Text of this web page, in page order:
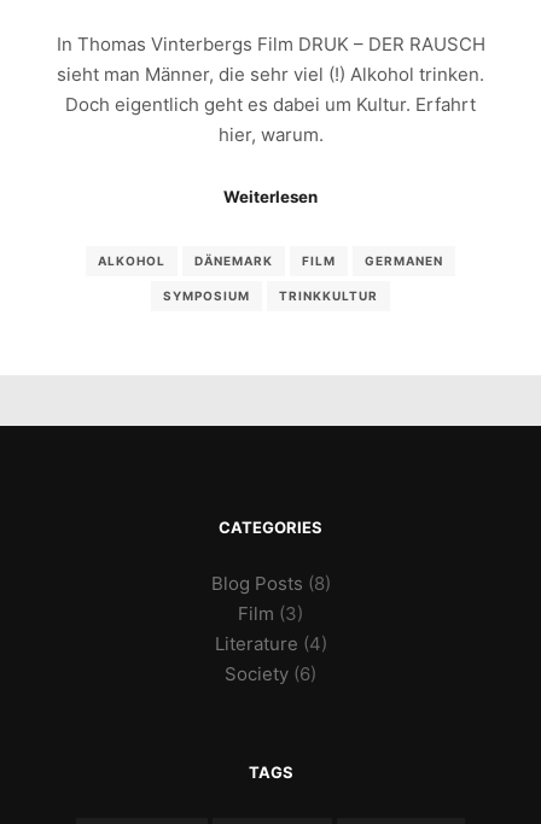
In Thomas Vinterbergs Film DRUK – DER RAUSCH
sieht man Männer, die sehr viel (!) Alkohol trinken.
Doch eigentlich geht es dabei um Kultur. Erfahrt
hier, warum.
Weiterlesen
ALKOHOL DÄNEMARK FILM GERMANEN
SYMPOSIUM TRINKKULTUR
CATEGORIES
Blog Posts (8)
Film (3)
Literature (4)
Society (6)
TAGS